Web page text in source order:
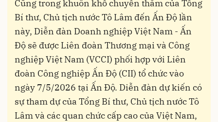
Cũng trong khuôn khổ chuyến thăm của Tổng
Bí thư, Chủ tịch nước Tô Lâm đến Ấn Độ lần
này, Diễn đàn Doanh nghiệp Việt Nam - Ấn
Độ sẽ được Liên đoàn Thương mại và Công
nghiệp Việt Nam (VCCI) phối hợp với Liên
đoàn Công nghiệp Ấn Độ (CII) tổ chức vào
ngày 7/5/2026 tại Ấn Độ. Diễn đàn dự kiến có
sự tham dự của Tổng Bí thư, Chủ tịch nước Tô
Lâm và các quan chức cấp cao của Việt Nam,